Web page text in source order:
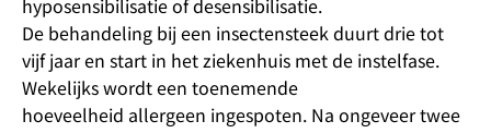
hyposensibilisatie of desensibilisatie.
De behandeling bij een insectensteek duurt drie tot
vijf jaar en start in het ziekenhuis met de instelfase.
Wekelijks wordt een toenemende
hoeveelheid allergeen ingespoten. Na ongeveer twee